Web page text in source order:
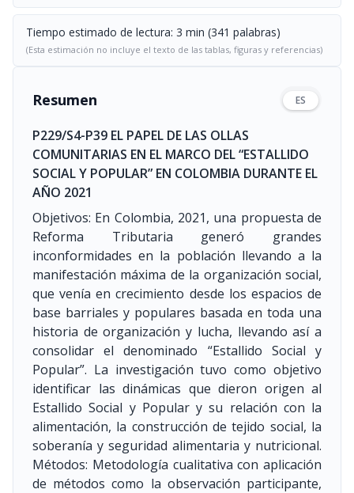
Tiempo estimado de lectura: 3 min (341 palabras)
(Esta estimación no incluye el texto de las tablas, figuras y referencias)
Resumen ES
P229/S4-P39 EL PAPEL DE LAS OLLAS
COMUNITARIAS EN EL MARCO DEL “ESTALLIDO
SOCIAL Y POPULAR” EN COLOMBIA DURANTE EL
AÑO 2021
Objetivos: En Colombia, 2021, una propuesta de
Reforma Tributaria generó grandes
inconformidades en la población llevando a la
manifestación máxima de la organización social,
que venía en crecimiento desde los espacios de
base barriales y populares basada en toda una
historia de organización y lucha, llevando así a
consolidar el denominado “Estallido Social y
Popular”. La investigación tuvo como objetivo
identificar las dinámicas que dieron origen al
Estallido Social y Popular y su relación con la
alimentación, la construcción de tejido social, la
soberanía y seguridad alimentaria y nutricional.
Métodos: Metodología cualitativa con aplicación
de métodos como la observación participante,